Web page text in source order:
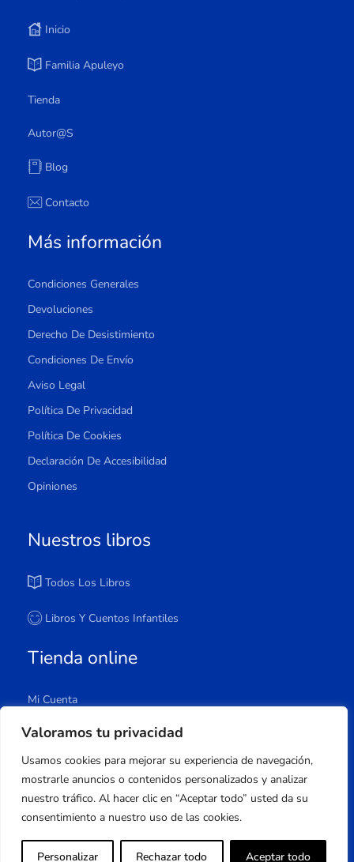
Valoramos tu privacidad
Usamos cookies para mejorar su experiencia de navegación,
mostrarle anuncios o contenidos personalizados y analizar
nuestro tráfico. Al hacer clic en “Aceptar todo” usted da su
consentimiento a nuestro uso de las cookies.
Personalizar Rechazar todo Aceptar todo
Inicio
Familia Apuleyo
Tienda
Autor@s
Blog
Contacto
Más información
Condiciones Generales
Devoluciones
Derecho De Desistimiento
Condiciones De Envío
Aviso Legal
Política De Privacidad
Política De Cookies
Declaración De Accesibilidad
Opiniones
Nuestros libros
Todos Los Libros
Libros Y Cuentos Infantiles
Tienda online
Mi Cuenta
Carrito
Lista De Deseos
Copyright © 2023 Apuleyo Ediciones | Desarrollo